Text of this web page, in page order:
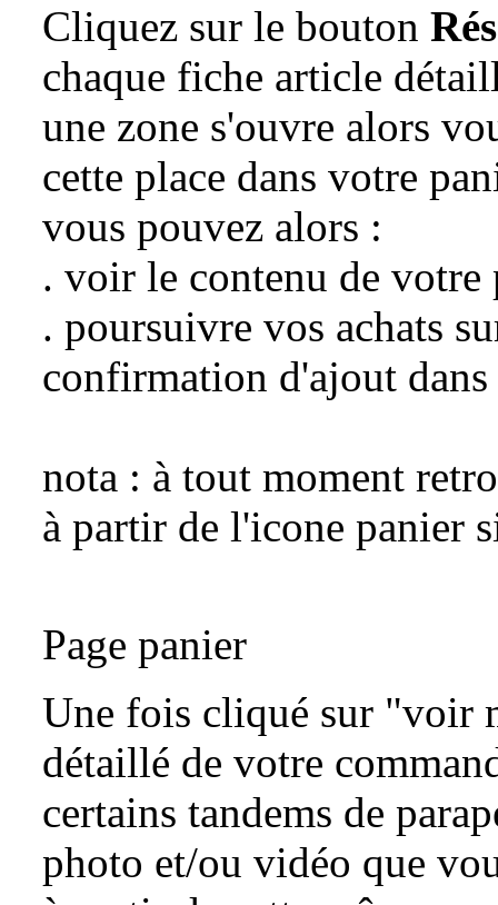
Cliquez sur le bouton
chaque fiche article
une zone s'ouvre alors
cette place dans votre
vous pouvez alors :
. voir le contenu de votre
. poursuivre vos achats
confirmation d'ajout
nota : à tout moment
à partir de l'icone panier
Page panier
Une fois cliqué sur "voir
détaillé de votre
certains tandems de
photo et/ou vidéo que